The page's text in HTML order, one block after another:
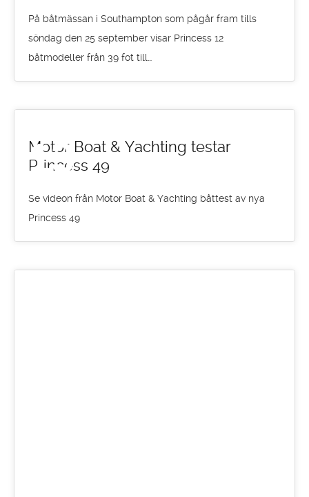
På båtmässan i Southampton som pågår fram tills
söndag den 25 september visar Princess 12
båtmodeller från 39 fot till…
13
Motor Boat & Yachting testar
Princess 49
Se videon från Motor Boat & Yachting båttest av nya
Princess 49